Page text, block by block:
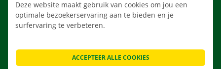
VEELGESTELDE VRAGEN
Deze website maakt gebruik van cookies om jou een
optimale bezoekerservaring aan te bieden en je
surfervaring te verbeteren.
ACCEPTEER ALLE COOKIES